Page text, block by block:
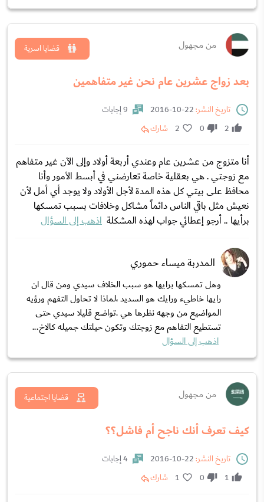
من مجهول
بعد زواج عشرين عام نحن غير متفاهمين
قضايا اسرية
تاريخ النشر:
9 إجابات
2
0
2 شارك
أنا متزوج من عشرين عام وعندي أربعة أولاد وإلى الآن غير متفاهم
مع زوجتي . هي بعقلية خاصة تعارضني في أبسط الأمور وأنا
محافظ على بيتي كل هذه المدة لأجل الأولاد ولا يوجد أي أمل لأن
نعيش مثل باقي الناس دائماً مشاكل وخلافات بسبب تمسكها
برأيها .. أرجو إعطائي جواب لهذه المشكلة اذهب إلى السؤال
المدربة ميساء حموري
وهل تمسكها برايها هو سبب الخلاف سيدي ومن قال ان
رايها خاطيء ورايك هو السديد ،لماذا لا تحاول التفهم ورؤيه
المواضيع من وجهه نظرها هي .تواضع قليلا سيدي حتى
تستطيع التفاهم مع زوجتك وتكون حيلتك جميله كالاخ...
اذهب إلى السؤال
من مجهول
كيف تعرف أنك ناجح أم فاشل؟؟
قضايا اجتماعية
تاريخ النشر:
4 إجابات
1
0
1 شارك